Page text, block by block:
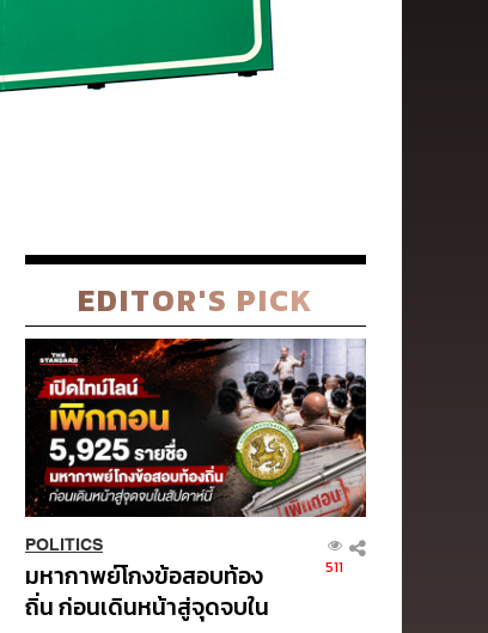
EDITOR'S PICK
POLITICS
มหากาพย์โกงข้อสอบท้อง
ถิ่น ก่อนเดินหน้าสู่จุดจบใน
511